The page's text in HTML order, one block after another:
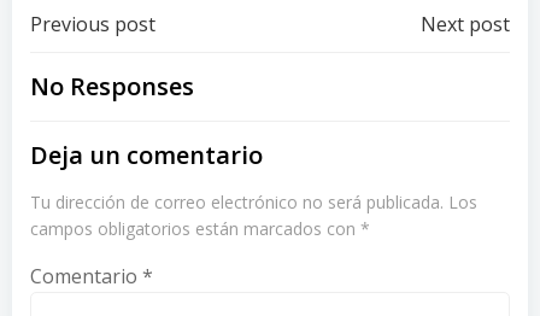
Post
navigation
Previous post Next post
No Responses
Deja un comentario
Tu dirección de correo electrónico no será publicada. Los
campos obligatorios están marcados con *
Comentario *